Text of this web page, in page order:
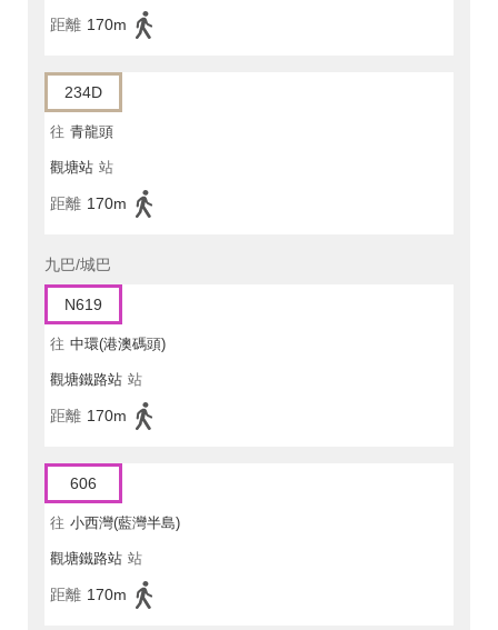
距離 170m
234D
往 青龍頭
觀塘站 站
距離 170m
九巴/城巴
N619
往 中環(港澳碼頭)
觀塘鐵路站 站
距離 170m
606
往 小西灣(藍灣半島)
觀塘鐵路站 站
距離 170m